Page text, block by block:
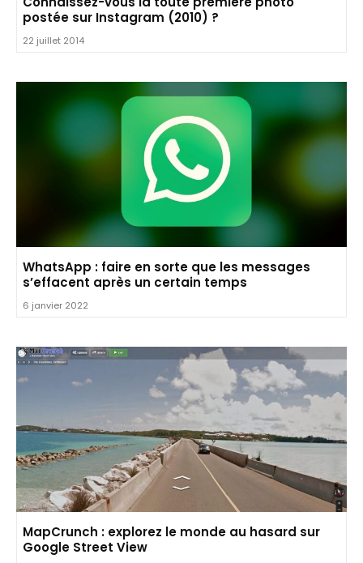
postée sur Instagram (2010) ?
22 juillet 2014
WhatsApp : faire en sorte que les messages
s’effacent après un certain temps
6 janvier 2022
MapCrunch : explorez le monde au hasard sur
Google Street View